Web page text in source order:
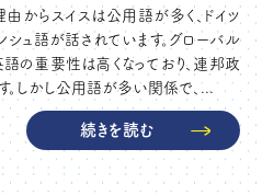
からスイスは公用語が多く、ドイツ
シュ語が話されています。グローバル
の重要性は高くなっており、連邦政
しかし公用語が多い関係で、...
続きを読む